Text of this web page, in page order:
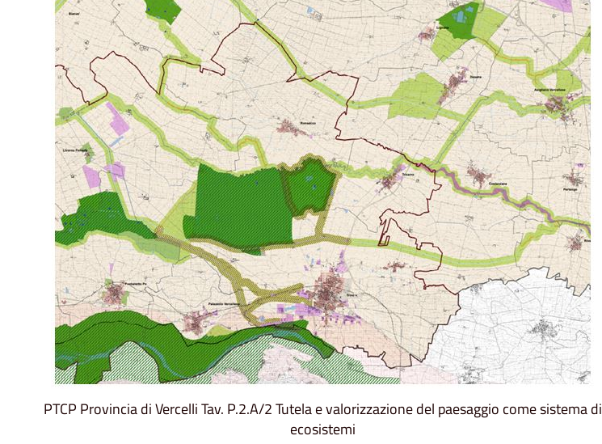
PTCP Provincia di Vercelli Tav. P.2.A/2 Tutela e valorizzazione del paesaggio come sistema di
ecosistemi